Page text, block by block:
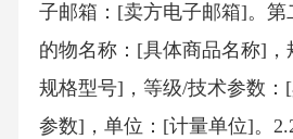
子邮箱：[卖方电子邮箱]。第
的物名称：[具体商品名称]
规格型号]，等级/技术参数：
参数]，单位：[计量单位]。